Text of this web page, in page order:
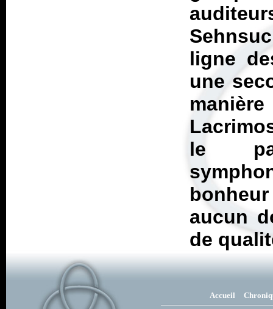
ligne
une
le
aucun
de
Accueil